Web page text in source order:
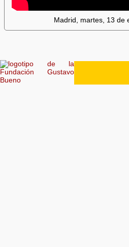
Madrid, martes, 13 de